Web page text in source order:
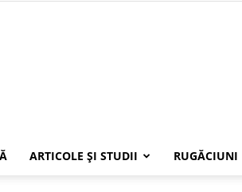
ARTICOLE ŞI STUDII RUGĂCIUNI